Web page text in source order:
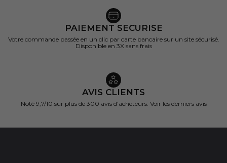
PAIEMENT SECURISE
Votre commande passée en un clic par carte bancaire sur un site sécurisé.
Disponible en 3X sans frais
AVIS CLIENTS
Noté 9,7/10 sur plus de 300 avis d’acheteurs. Voir les derniers avis